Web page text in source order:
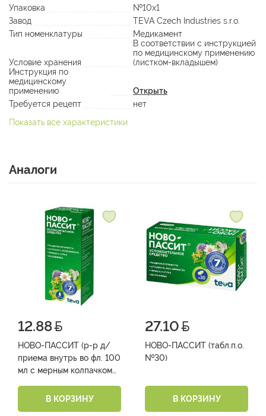
Упаковка
№10х1
Завод
TEVA Czech Industries s.r.o.
Тип номенклатуры
Медикамент
Условие хранения
В соответствии с инструкцией
по медицинскому применению
(листком-вкладышем)
Инструкция по
медицинскому
применению
Открыть
Требуется рецепт
нет
Показать все характеристики
Аналоги
12.88
НОВО-ПАССИТ (р-р д/
приема внутрь во фл. 100
мл с мерным колпачком
В КОРЗИНУ
27.10
НОВО-ПАССИТ (табл.п.о.
№30)
В КОРЗИНУ